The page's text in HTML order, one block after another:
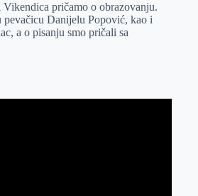
pričamo o obrazovanju.
pevačicu Danijelu Popović, kao i
a o pisanju smo pričali sa